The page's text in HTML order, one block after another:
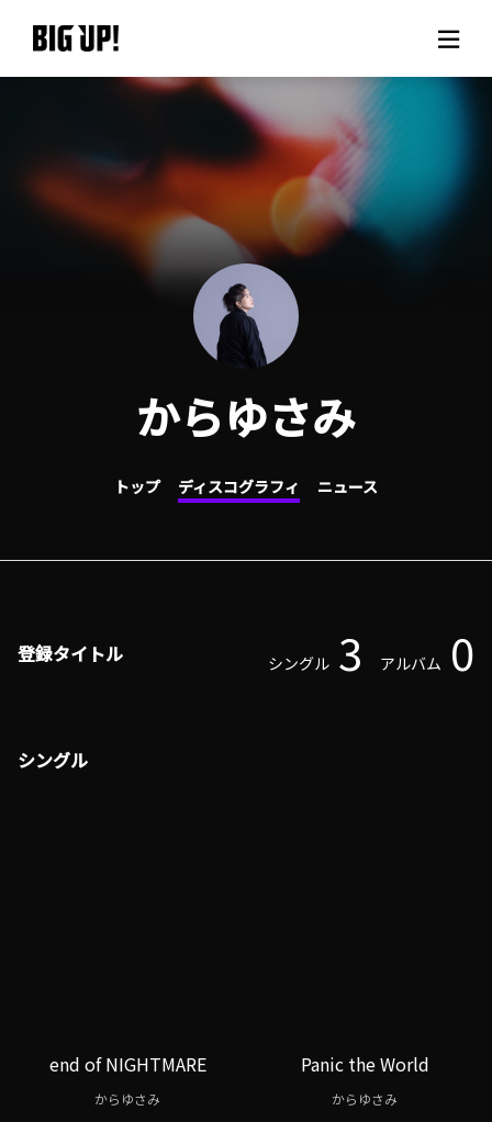
BIG UP!について
ニュース
料金プラン
サポート
ご利用の流れ
よくある質問
からゆさみ
トップ ディスコグラフィ ニュース
登録タイトル シングル 3 アルバム 0
シングル
end of NIGHTMARE
からゆさみ
Panic the World
からゆさみ